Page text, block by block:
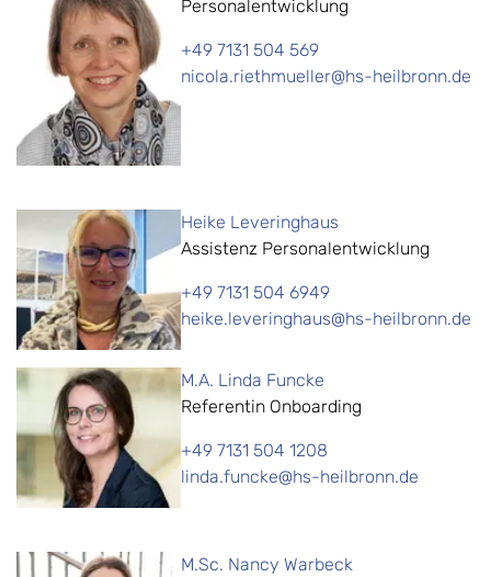
Personalentwicklung
+49 7131 504 569
nicola.riethmueller@hs-heilbronn.de
Heike Leveringhaus
Assistenz Personalentwicklung
+49 7131 504 6949
heike.leveringhaus@hs-heilbronn.de
M.A. Linda Funcke
Referentin Onboarding
+49 7131 504 1208
linda.funcke@hs-heilbronn.de
M.Sc. Nancy Warbeck